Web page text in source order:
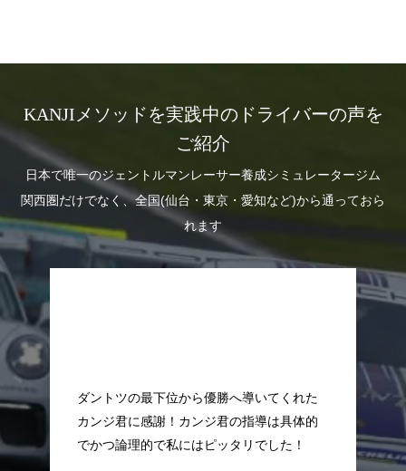
KANJIメソッドを実践中のドライバーの声を
ご紹介
日本で唯一のジェントルマンレーサー養成シミュレータージム
関西圏だけでなく、全国(仙台・東京・愛知など)から通っておら
れます
いてくれた
でした！
ポルシェGT3カップチャレンジで2位を獲
得！ポルシェで速く走るために、田中さん
のアドバイスでフォーミュラカーで練習し